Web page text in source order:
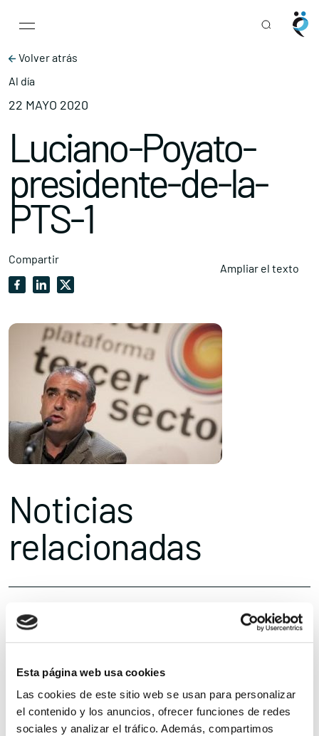
Esta página web usa cookies
Las cookies de este sitio web se usan para personalizar
el contenido y los anuncios, ofrecer funciones de redes
sociales y analizar el tráfico. Además, compartimos
Main Navigation
Volver atrás
Al día
22 MAYO 2020
Luciano-Poyato-
presidente-de-la-
PTS-1
Compartir
Ampliar el texto
Noticias
relacionadas